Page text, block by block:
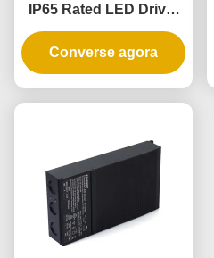
IP65 Rated LED Driver
para aplicações de
iluminação exterior e
interior
Converse agora